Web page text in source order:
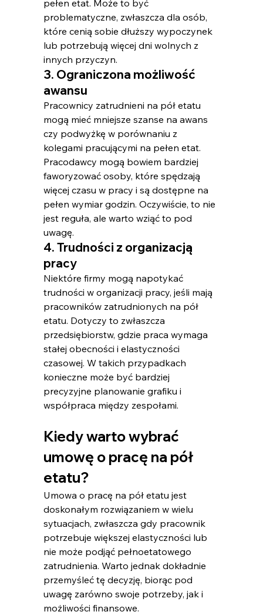
pełen etat. Może to być
problematyczne, zwłaszcza dla osób,
które cenią sobie dłuższy wypoczynek
lub potrzebują więcej dni wolnych z
innych przyczyn.
3. Ograniczona możliwość
awansu
Pracownicy zatrudnieni na pół etatu
mogą mieć mniejsze szanse na awans
czy podwyżkę w porównaniu z
kolegami pracującymi na pełen etat.
Pracodawcy mogą bowiem bardziej
faworyzować osoby, które spędzają
więcej czasu w pracy i są dostępne na
pełen wymiar godzin. Oczywiście, to nie
jest reguła, ale warto wziąć to pod
uwagę.
4. Trudności z organizacją
pracy
Niektóre firmy mogą napotykać
trudności w organizacji pracy, jeśli mają
pracowników zatrudnionych na pół
etatu. Dotyczy to zwłaszcza
przedsiębiorstw, gdzie praca wymaga
stałej obecności i elastyczności
czasowej. W takich przypadkach
konieczne może być bardziej
precyzyjne planowanie grafiku i
współpraca między zespołami.
Kiedy warto wybrać
umowę o pracę na pół
etatu?
Umowa o pracę na pół etatu​ jest
doskonałym rozwiązaniem w wielu
sytuacjach, zwłaszcza gdy pracownik
potrzebuje większej elastyczności lub
nie może podjąć pełnoetatowego
zatrudnienia. Warto jednak dokładnie
przemyśleć tę decyzję, biorąc pod
uwagę zarówno swoje potrzeby, jak i
możliwości finansowe.